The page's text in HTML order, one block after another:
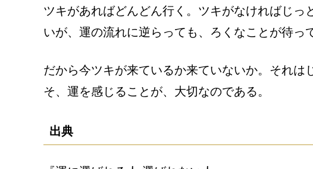
ツキがあればどんどん行く。ツキがなければじっ
いが、運の流れに逆らっても、ろくなことが待っ
だから今ツキが来ているか来ていないか。それは
そ、運を感じることが、大切なのである。
出典